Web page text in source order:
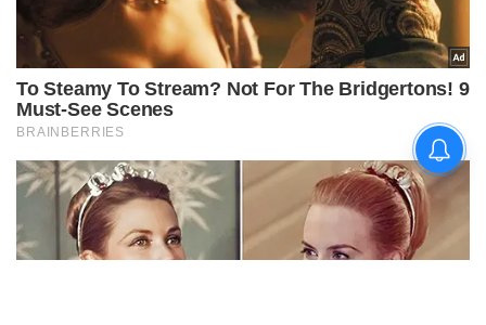
पूजा के समापन पर देशवासियों को दी
शुभकामनाएं, छठी मैया से देश की
समृद्धि की कामना की